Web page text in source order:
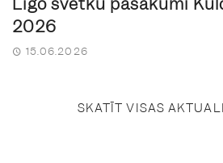
2026
15.06.2026
SKATĪT VISAS